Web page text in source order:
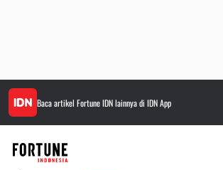
Baca artikel Fortune IDNlainnya di IDN App